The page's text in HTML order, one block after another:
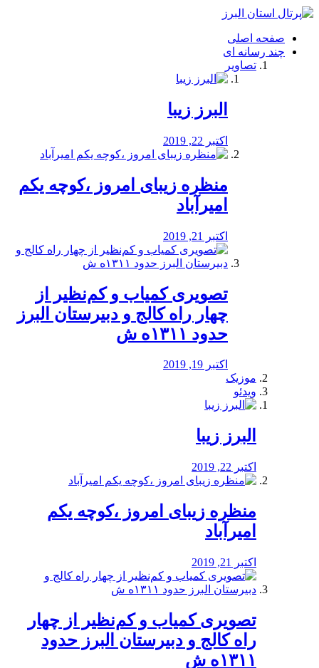
فصد
شرق
تهران
خشکشویی
صفحه اصلی
چند رسانه ای
تصاویر
البرز زیبا
اکتبر 22, 2019
منظره‌‌ زیبای امروز ،کوچه یکم
امیرآباد
اکتبر 21, 2019
️تصویری کمیاب و کم‌نظیر از
چهار راه كالج و دبيرستان البرز
حدود ۱۳۱۱ه ش
اکتبر 19, 2019
موزیک
ویدئو
البرز زیبا
اکتبر 22, 2019
منظره‌‌ زیبای امروز ،کوچه یکم
امیرآباد
اکتبر 21, 2019
️تصویری کمیاب و کم‌نظیر از چهار
راه كالج و دبيرستان البرز حدود
۱۳۱۱ه ش